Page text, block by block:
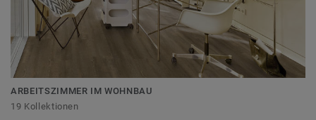
ARBEITSZIMMER IM WOHNBAU
19 Kollektionen